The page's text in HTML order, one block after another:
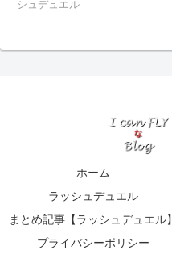
シュデュエル
ホーム
ラッシュデュエル
まとめ記事【ラッシュデュエル】
プライバシーポリシー